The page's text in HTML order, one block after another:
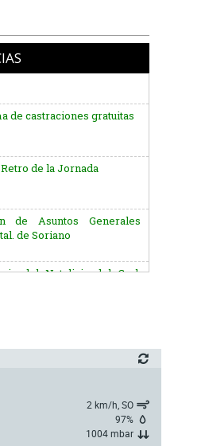
del Natalicio del Gral.
de Soriano
fecha de los campeonatos
de AUVO
2 km/h, SO
97%
1004 mbar